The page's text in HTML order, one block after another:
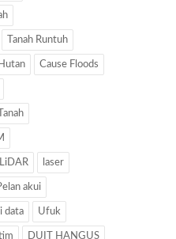
Tanah Runtuh
Cause Floods
LiDAR laser
akui
data Ufuk
DUIT HANGUS